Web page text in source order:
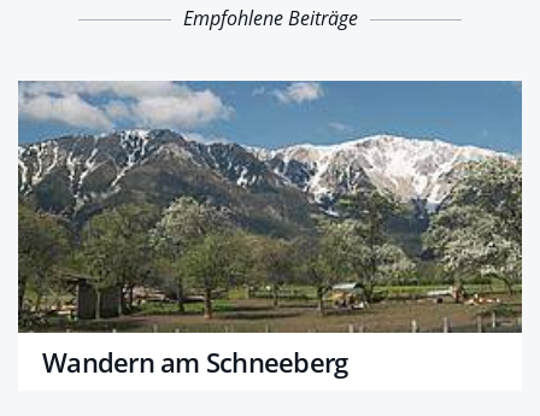
Empfohlene Beiträge
Wandern am Schneeberg